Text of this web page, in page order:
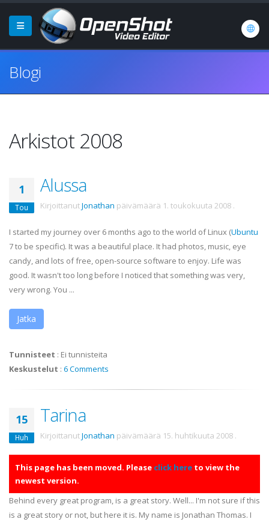
Blogi
Arkistot 2008
1
Tou
Alussa
KirjoittanutJonathan päivämäärä 1. toukokuuta 2008 .
I started my journey over 6 months ago to the world of Linux (Ubuntu
7 to be specific). It was a beautiful place. It had photos, music, eye
candy, and lots of free, open-source software to enjoy. Life was
good. It wasn't too long before I noticed that something was very,
very wrong. You ...
Jatka
Tunnisteet : Ei tunnisteita
Keskustelut : 6 Comments
15
Huh
Tarina
KirjoittanutJonathan päivämäärä 15. huhtikuuta 2008 .
This page has been moved. Please click here to view the
newest version.
Behind every great program, is a great story. Well... I'm not sure if this
is a great story or not, but here it is. My name is Jonathan Thomas. I